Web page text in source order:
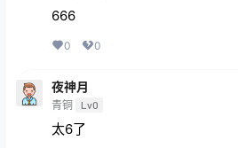
666
0 0
夜神月
青铜 Lv0
太6了